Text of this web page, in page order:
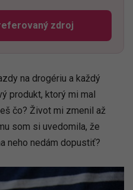
zdroj
Odzadu, odkaz sa otvorí v
na drogériu a každý
produkt, ktorý mi mal
čo? Život mi zmenil až
som si uvedomila, že
neho nedám dopustiť?